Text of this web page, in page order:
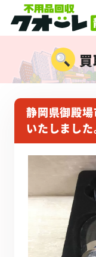
静岡県御殿
いたしました